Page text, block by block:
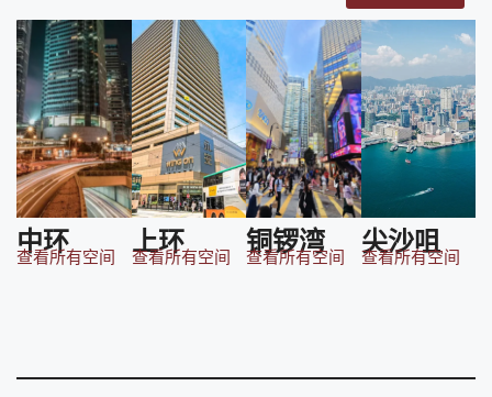
中环
查看所有空间 上环
查看所有空间 铜锣湾
查看所有空间 尖沙咀
查看所有空间